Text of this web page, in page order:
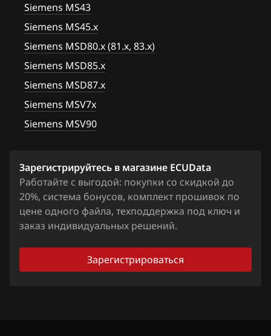
Haima
Haval
Hawtai
Honda
Hongqi
Hummer
Hyundai
Infiniti
Iran Khodro
Siemens MSV90
Siemens MS43
Siemens MS45.x
Siemens MSD80.x (81.x, 83.x)
Siemens MSD85.x
Siemens MSD87.x
Siemens MSV7x
Siemens MSV90
Зарегистрируйтесь в магазине ECUData
Работайте с выгодой: покупки со скидкой до
20%, система бонусов, комплект прошивок по
цене одного файла, техподдержка под ключ и
заказ индивидуальных решений.
Зарегистрироваться